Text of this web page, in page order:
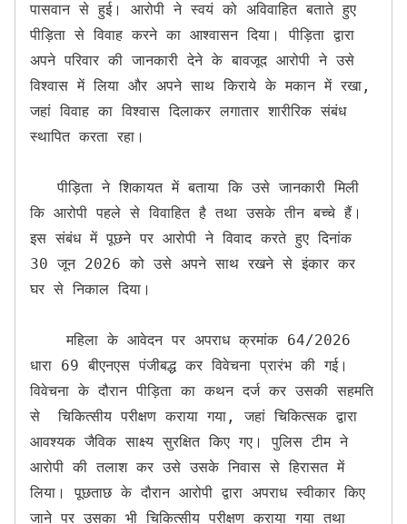
पासवान से हुई। आरोपी ने स्वयं को अविवाहित बताते हुए
पीड़िता से विवाह करने का आश्वासन दिया। पीड़िता द्वारा
अपने परिवार की जानकारी देने के बावजूद आरोपी ने उसे
विश्वास में लिया और अपने साथ किराये के मकान में रखा,
जहां विवाह का विश्वास दिलाकर लगातार शारीरिक संबंध
स्थापित करता रहा।
   पीड़िता ने शिकायत में बताया कि उसे जानकारी मिली
कि आरोपी पहले से विवाहित है तथा उसके तीन बच्चे हैं।
इस संबंध में पूछने पर आरोपी ने विवाद करते हुए दिनांक
30 जून 2026 को उसे अपने साथ रखने से इंकार कर
घर से निकाल दिया।
    महिला के आवेदन पर अपराध क्रमांक 64/2026
धारा 69 बीएनएस पंजीबद्ध कर विवेचना प्रारंभ की गई।
विवेचना के दौरान पीड़िता का कथन दर्ज कर उसकी सहमति
से  चिकित्सीय परीक्षण कराया गया, जहां चिकित्सक द्वारा
आवश्यक जैविक साक्ष्य सुरक्षित किए गए। पुलिस टीम ने
आरोपी की तलाश कर उसे उसके निवास से हिरासत में
लिया। पूछताछ के दौरान आरोपी द्वारा अपराध स्वीकार किए
जाने पर उसका भी चिकित्सीय परीक्षण कराया गया तथा